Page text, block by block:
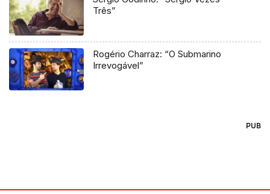
Três”
Rogério Charraz: “O Submarino
Irrevogável”
PUB